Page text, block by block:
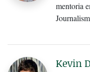
mentoria
Kevin